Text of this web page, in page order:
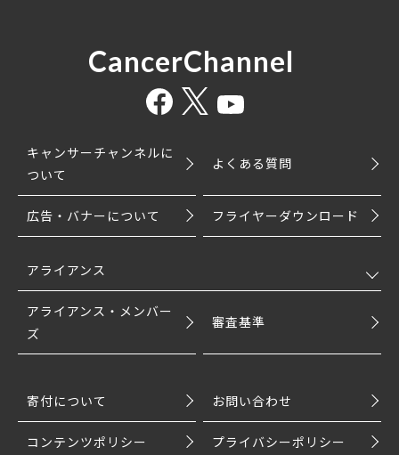
CancerChannel
キャンサーチャンネルに
ついて
よくある質問
広告・バナーについて フライヤーダウンロード
アライアンス
アライアンス・メンバー
ズ
審査基準
寄付について お問い合わせ
コンテンツポリシー プライバシーポリシー